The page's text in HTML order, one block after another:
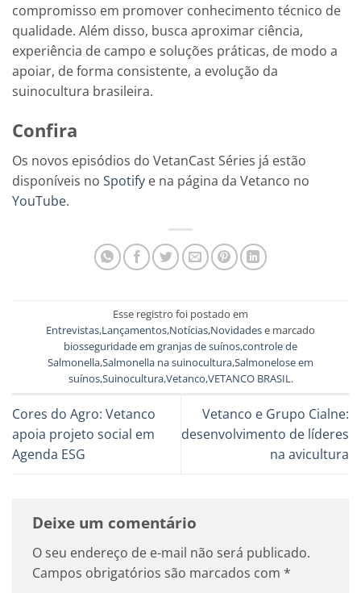
compromisso em promover conhecimento técnico de
qualidade. Além disso, busca aproximar ciência,
experiência de campo e soluções práticas, de modo a
apoiar, de forma consistente, a evolução da
suinocultura brasileira.
Confira
Os novos episódios do VetanCast Séries já estão
disponíveis no Spotify e na página da Vetanco no
YouTube.
Esse registro foi postado em
Entrevistas,Lançamentos,Notícias,Novidadese marcado
biosseguridade em granjas de suínos,controle de
Salmonella,Salmonella na suinocultura,Salmonelose em
suínos,Suinocultura,Vetanco,VETANCO BRASIL.
Cores do Agro: Vetanco
apoia projeto social em
Agenda ESG
Vetanco e Grupo Cialne:
desenvolvimento de líderes
na avicultura
Deixe um comentário
O seu endereço de e-mail não será publicado.
Campos obrigatórios são marcados com *